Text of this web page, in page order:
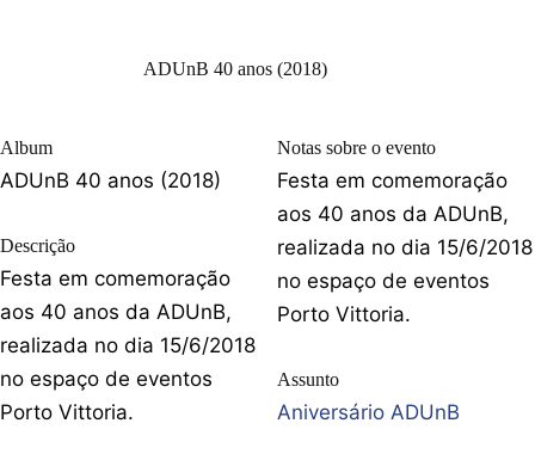
ADUnB 40 anos (2018)
Album
ADUnB 40 anos (2018)
Descrição
Festa em comemoração
aos 40 anos da ADUnB,
realizada no dia 15/6/2018
no espaço de eventos
Porto Vittoria.
Notas sobre o evento
Festa em comemoração
aos 40 anos da ADUnB,
realizada no dia 15/6/2018
no espaço de eventos
Porto Vittoria.
Assunto
Aniversário ADUnB